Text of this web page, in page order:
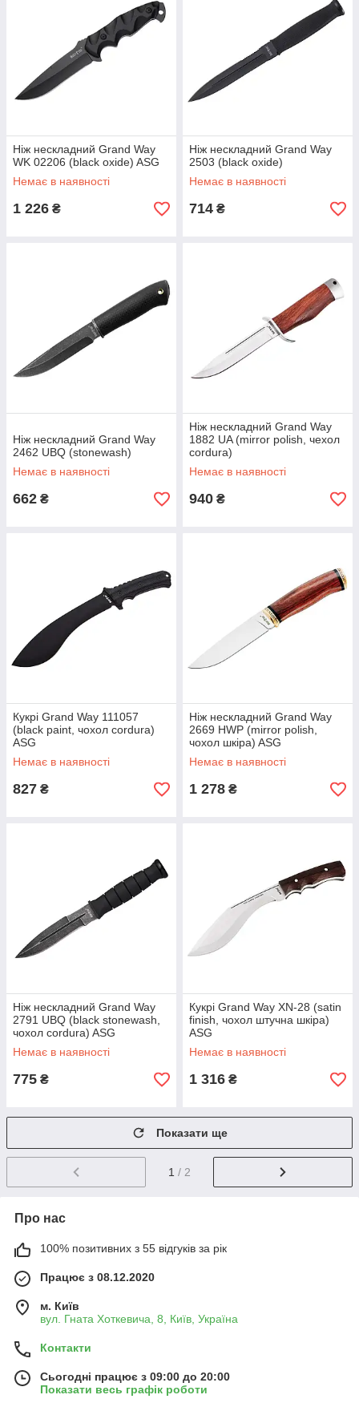
Ніж нескладний Grand Way
WK 02206 (black oxide) ASG
Немає в наявності
1 226 ₴
Ніж нескладний Grand Way
2503 (black oxide)
Немає в наявності
714 ₴
Ніж нескладний Grand Way
2462 UBQ (stonewash)
Немає в наявності
662 ₴
Ніж нескладний Grand Way
1882 UA (mirror polish, чехол
cordura)
Немає в наявності
940 ₴
Кукрі Grand Way 111057
(black paint, чохол cordura)
ASG
Немає в наявності
827 ₴
Ніж нескладний Grand Way
2669 HWP (mirror polish,
чохол шкіра) ASG
Немає в наявності
1 278 ₴
Ніж нескладний Grand Way
2791 UBQ (black stonewash,
чохол cordura) ASG
Немає в наявності
775 ₴
Кукрі Grand Way XN-28 (satin
finish, чохол штучна шкіра)
ASG
Немає в наявності
1 316 ₴
Показати ще
1 / 2
Про нас
100% позитивних з 55 відгуків за рік
Працює з 08.12.2020
м. Київ
вул. Гната Хоткевича, 8, Київ, Україна
Контакти
Сьогодні працює з 09:00 до 20:00
Показати весь графік роботи